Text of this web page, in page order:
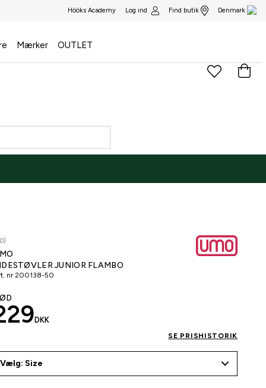
Hööks Academy Log ind Find butik Denmark
Mærker OUTLET
JUNIOR FLAMBO
nr 200138-50
DKK
SE PRISHISTORIK
Vælg: Size